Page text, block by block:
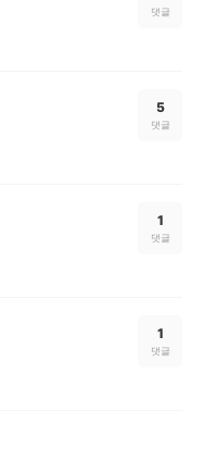
댓글
5
댓글
1
댓글
1
댓글